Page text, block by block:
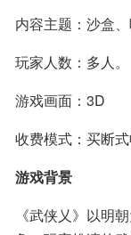
内容主题：沙盒
玩家人数：多人。
游戏画面：3D
收费模式：买断式
游戏背景
《武侠乂》以明